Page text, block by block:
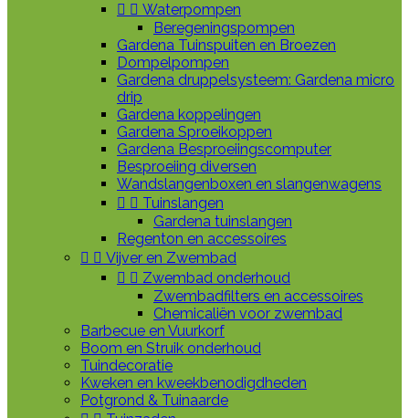
  Waterpompen
Beregeningspompen
Gardena Tuinspuiten en Broezen
Dompelpompen
Gardena druppelsysteem: Gardena micro
drip
Gardena koppelingen
Gardena Sproeikoppen
Gardena Besproeiingscomputer
Besproeiing diversen
Wandslangenboxen en slangenwagens
  Tuinslangen
Gardena tuinslangen
Regenton en accessoires
  Vijver en Zwembad
  Zwembad onderhoud
Zwembadfilters en accessoires
Chemicaliën voor zwembad
Barbecue en Vuurkorf
Boom en Struik onderhoud
Tuindecoratie
Kweken en kweekbenodigdheden
Potgrond & Tuinaarde